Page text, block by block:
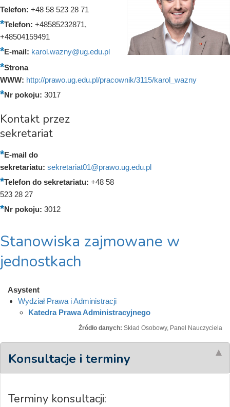
Telefon: +48 58 523 28 71
Telefon: +48585232871,
+48504159491
E-mail: karol.wazny@ug.edu.pl
Strona
WWW: http://prawo.ug.edu.pl/pracownik/3115/karol_wazny
Nr pokoju: 3017
Kontakt przez
sekretariat
E-mail do
sekretariatu: sekretariat01@prawo.ug.edu.pl
Telefon do sekretariatu: +48 58
523 28 27
Nr pokoju: 3012
Stanowiska zajmowane w
jednostkach
Asystent
Wydział Prawa i Administracji
Katedra Prawa Administracyjnego
Źródło danych: Skład Osobowy, Panel Nauczyciela
Konsultacje i terminy
Terminy konsultacji: